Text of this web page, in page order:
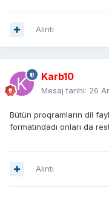
Alıntı
Karb10
Mesaj tarihi: 26
Bütün proqramların dil
formatındadı onları da
Alıntı